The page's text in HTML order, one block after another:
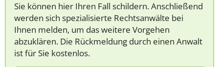
Sie können hier Ihren Fall schildern. Anschließend
werden sich spezialisierte Rechtsanwälte bei
Ihnen melden, um das weitere Vorgehen
abzuklären. Die Rückmeldung durch einen Anwalt
ist für Sie kostenlos.